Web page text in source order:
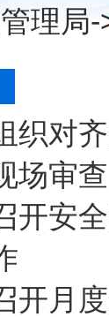
理局-
织对
场审查
开安
开月